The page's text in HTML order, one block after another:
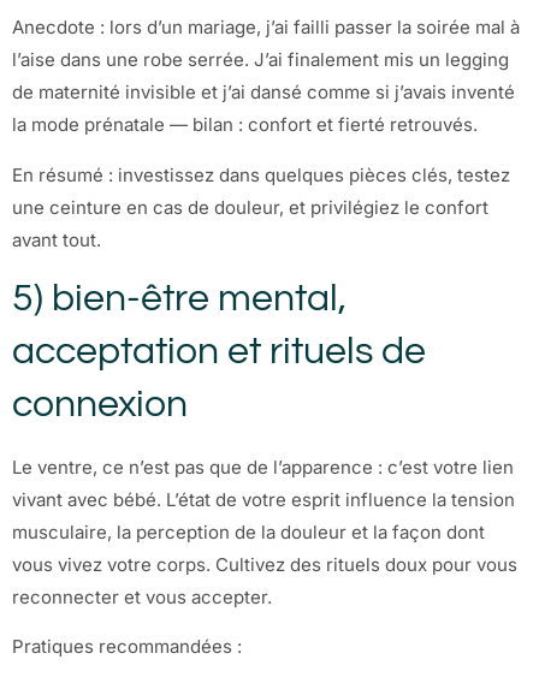
Anecdote : lors d’un mariage, j’ai failli passer la soirée mal à
l’aise dans une robe serrée. J’ai finalement mis un legging
de maternité invisible et j’ai dansé comme si j’avais inventé
la mode prénatale — bilan : confort et fierté retrouvés.
En résumé : investissez dans quelques pièces clés, testez
une ceinture en cas de douleur, et privilégiez le confort
avant tout.
5) bien-être mental,
acceptation et rituels de
connexion
Le ventre, ce n’est pas que de l’apparence : c’est votre lien
vivant avec bébé. L’état de votre esprit influence la tension
musculaire, la perception de la douleur et la façon dont
vous vivez votre corps. Cultivez des rituels doux pour vous
reconnecter et vous accepter.
Pratiques recommandées :